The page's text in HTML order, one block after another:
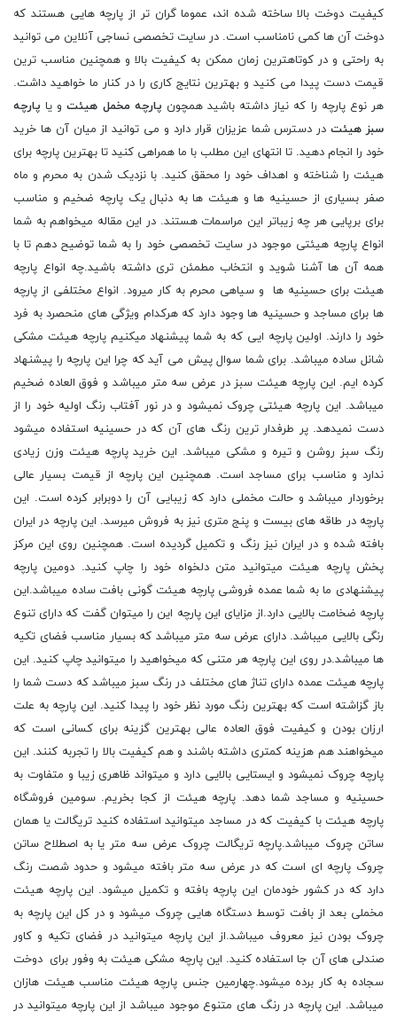
کیفیت دوخت بالا ساخته شده اند، عموما گران تر از پارچه هایی هستند که
دوخت آن ها کمی نامناسب است. در سایت تخصصی نساجی آنلاین می توانید
به راحتی و در کوتاهترین زمان ممکن به کیفیت بالا و همچنین مناسب ترین
قیمت دست پیدا می کنید و بهترین نتایج کاری را در کنار ما خواهید داشت.
هر نوع پارچه را که نیاز داشته باشید همچون پارچه مخمل هیئتو یا پارچه
سبز هیئتدر دسترس شما عزیزان قرار دارد و می توانید از میان آن ها خرید
خود را انجام دهید. تا انتهای این مطلب با ما همراهی کنید تا بهترین پارچه برای
هیئت را شناخته و اهداف خود را محقق کنید. با نزدیک شدن به محرم و ماه
صفر بسیاری از حسینیه ها و هیئت ها به دنبال یک پارچه ضخیم و مناسب
برای برپایی هر چه زیباتر این مراسمات هستند. در این مقاله میخواهم به شما
انواع پارچه هیئتی موجود در سایت تخصصی خود را به شما توضیح دهم تا با
همه آن ها آشنا شوید و انتخاب مطمئن تری داشته باشید.چه انواع پارچه
هیئت برای حسینیه ها و سیاهی محرم به کار میرود. انواع مختلفی از پارچه
ها برای مساجد و حسینیه ها وجود دارد که هرکدام ویژگی های منحصرد به فرد
خود را دارند. اولین پارچه ایی که به شما پیشنهاد میکنیم پارچه هیئت مشکی
شانل ساده میباشد. برای شما سوال پیش می آید که چرا این پارچه را پیشنهاد
کرده ایم. این پارچه هیئت سبز در عرض سه متر میباشد و فوق العاده ضخیم
میباشد. این پارچه هیئتی چروک نمیشود و در نور آفتاب رنگ اولیه خود را از
دست نمیدهد. پر طرفدار ترین رنگ های آن که در حسینیه استفاده میشود
رنگ سبز روشن و تیره و مشکی میباشد. این خرید پارچه هیئت وزن زیادی
ندارد و مناسب برای مساجد است. همچنین این پارچه از قیمت بسیار عالی
برخوردار میباشد و حالت مخملی دارد که زیبایی آن را دوبرابر کرده است. این
پارچه در طاقه های بیست و پنج متری نیز به فروش میرسد. این پارچه در ایران
بافته شده و در ایران نیز رنگ و تکمیل گردیده است. همچنین روی این مرکز
پخش پارچه هیئت میتوانید متن دلخواه خود را چاپ کنید. دومین پارچه
پیشنهادی ما به شما عمده فروشی پارچه هیئت گونی بافت ساده میباشد.این
پارچه ضخامت بالایی دارد.از مزایای این پارچه این را میتوان گفت که دارای تنوع
رنگی بالایی میباشد. دارای عرض سه متر میباشد که بسیار مناسب فضای تکیه
ها میباشد.در روی این پارچه هر متنی که میخواهید را میتوانید چاپ کنید. این
پارچه هیئت عمده دارای تناژ های مختلف در رنگ سبز میباشد که دست شما را
باز گزاشته است که بهترین رنگ مورد نظر خود را پیدا کنید. این پارچه به علت
ارزان بودن و کیفیت فوق العاده عالی بهترین گزینه برای کسانی است که
میخواهند هم هزینه کمتری داشته باشند و هم کیفیت بالا را تجربه کنند. این
پارچه چروک نمیشود و ایستایی بالایی دارد و میتواند ظاهری زیبا و متفاوت به
حسینیه و مساجد شما دهد. پارچه هیئت از کجا بخریم. سومین فروشگاه
پارچه هیئت با کیفیت که در مساجد میتوانید استفاده کنید تریگالت یا همان
ساتن چروک میباشد.پارچه تریگالت چروک عرض سه متر یا به اصطلاح ساتن
چروک پارچه ای است که در عرض سه متر بافته میشود و حدود شصت رنگ
دارد که در کشور خودمان این پارچه بافته و تکمیل میشود. این پارچه هیئت
مخملی بعد از بافت توسط دستگاه هایی چروک میشود و در کل این پارچه به
چروک بودن نیز معروف میباشد.از این پارچه میتوانید در فضای تکیه و کاور
صندلی های آن جا استفاده کنید. این پارچه مشکی هیئت به وفور برای دوخت
سجاده به کار برده میشود.چهارمین جنس پارچه هیئت مناسب هیئت هازان
میباشد. این پارچه در رنگ های متنوع موجود میباشد از این پارچه میتوانید در